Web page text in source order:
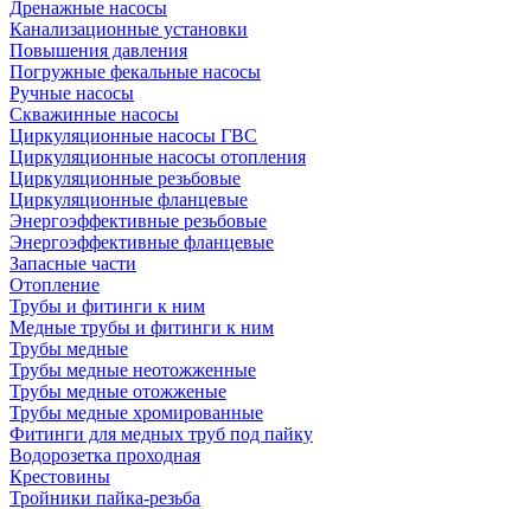
Дренажные насосы
Канализационные установки
Повышения давления
Погружные фекальные насосы
Ручные насосы
Скважинные насосы
Циркуляционные насосы ГВС
Циркуляционные насосы отопления
Циркуляционные резьбовые
Циркуляционные фланцевые
Энергоэффективные резьбовые
Энергоэффективные фланцевые
Запасные части
Отопление
Трубы и фитинги к ним
Медные трубы и фитинги к ним
Трубы медные
Трубы медные неотожженные
Трубы медные отожженые
Трубы медные хромированные
Фитинги для медных труб под пайку
Водорозетка проходная
Крестовины
Тройники пайка-резьба